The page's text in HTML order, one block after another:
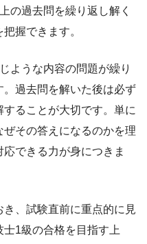
の過去問を繰り返し解く
握できます。
ような内容の問題が繰り
過去問を解いた後は必ず
ることが大切です。単に
その答えになるのかを理
できる力が身につきま
、試験直前に重点的に見
1級の合格を目指す上